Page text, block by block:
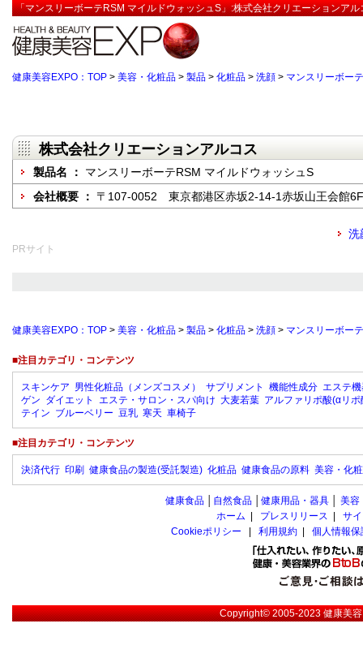
「マンスリーボーテRSM マイルドウォッシュS」:株式会社クリエーションア
健康美容EXPO：TOP > 美容・化粧品 > 製品 > 化粧品 > 洗顔 > マンスリーボー
株式会社クリエーションアルコス
製品名 ： マンスリーボーテRSM マイルドウォッシュS
会社概要 ： 〒107-0052 東京都港区赤坂2-14-1赤坂山王会館6F
洗
PRサイト
健康美容EXPO：TOP > 美容・化粧品 > 製品 > 化粧品 > 洗顔 > マンスリーボー
■注目カテゴリ・コンテンツ
スキンケア 男性化粧品（メンズコスメ） サプリメント 機能性成分 エステ
ゲン ダイエット エステ・サロン・スパ向け 大麦若葉 アルファリポ酸(αリポ
テイン ブルーベリー 豆乳 寒天 車椅子
■注目カテゴリ・コンテンツ
決済代行 印刷 健康食品の製造(受託製造) 化粧品 健康食品の原料 美容・化
健康食品 自然食品 健康用品・器具 美容
ホーム
プレスリリース
サ
Cookieポリシー
利用規約 個人情報
Copyright© 2005-2023健康美